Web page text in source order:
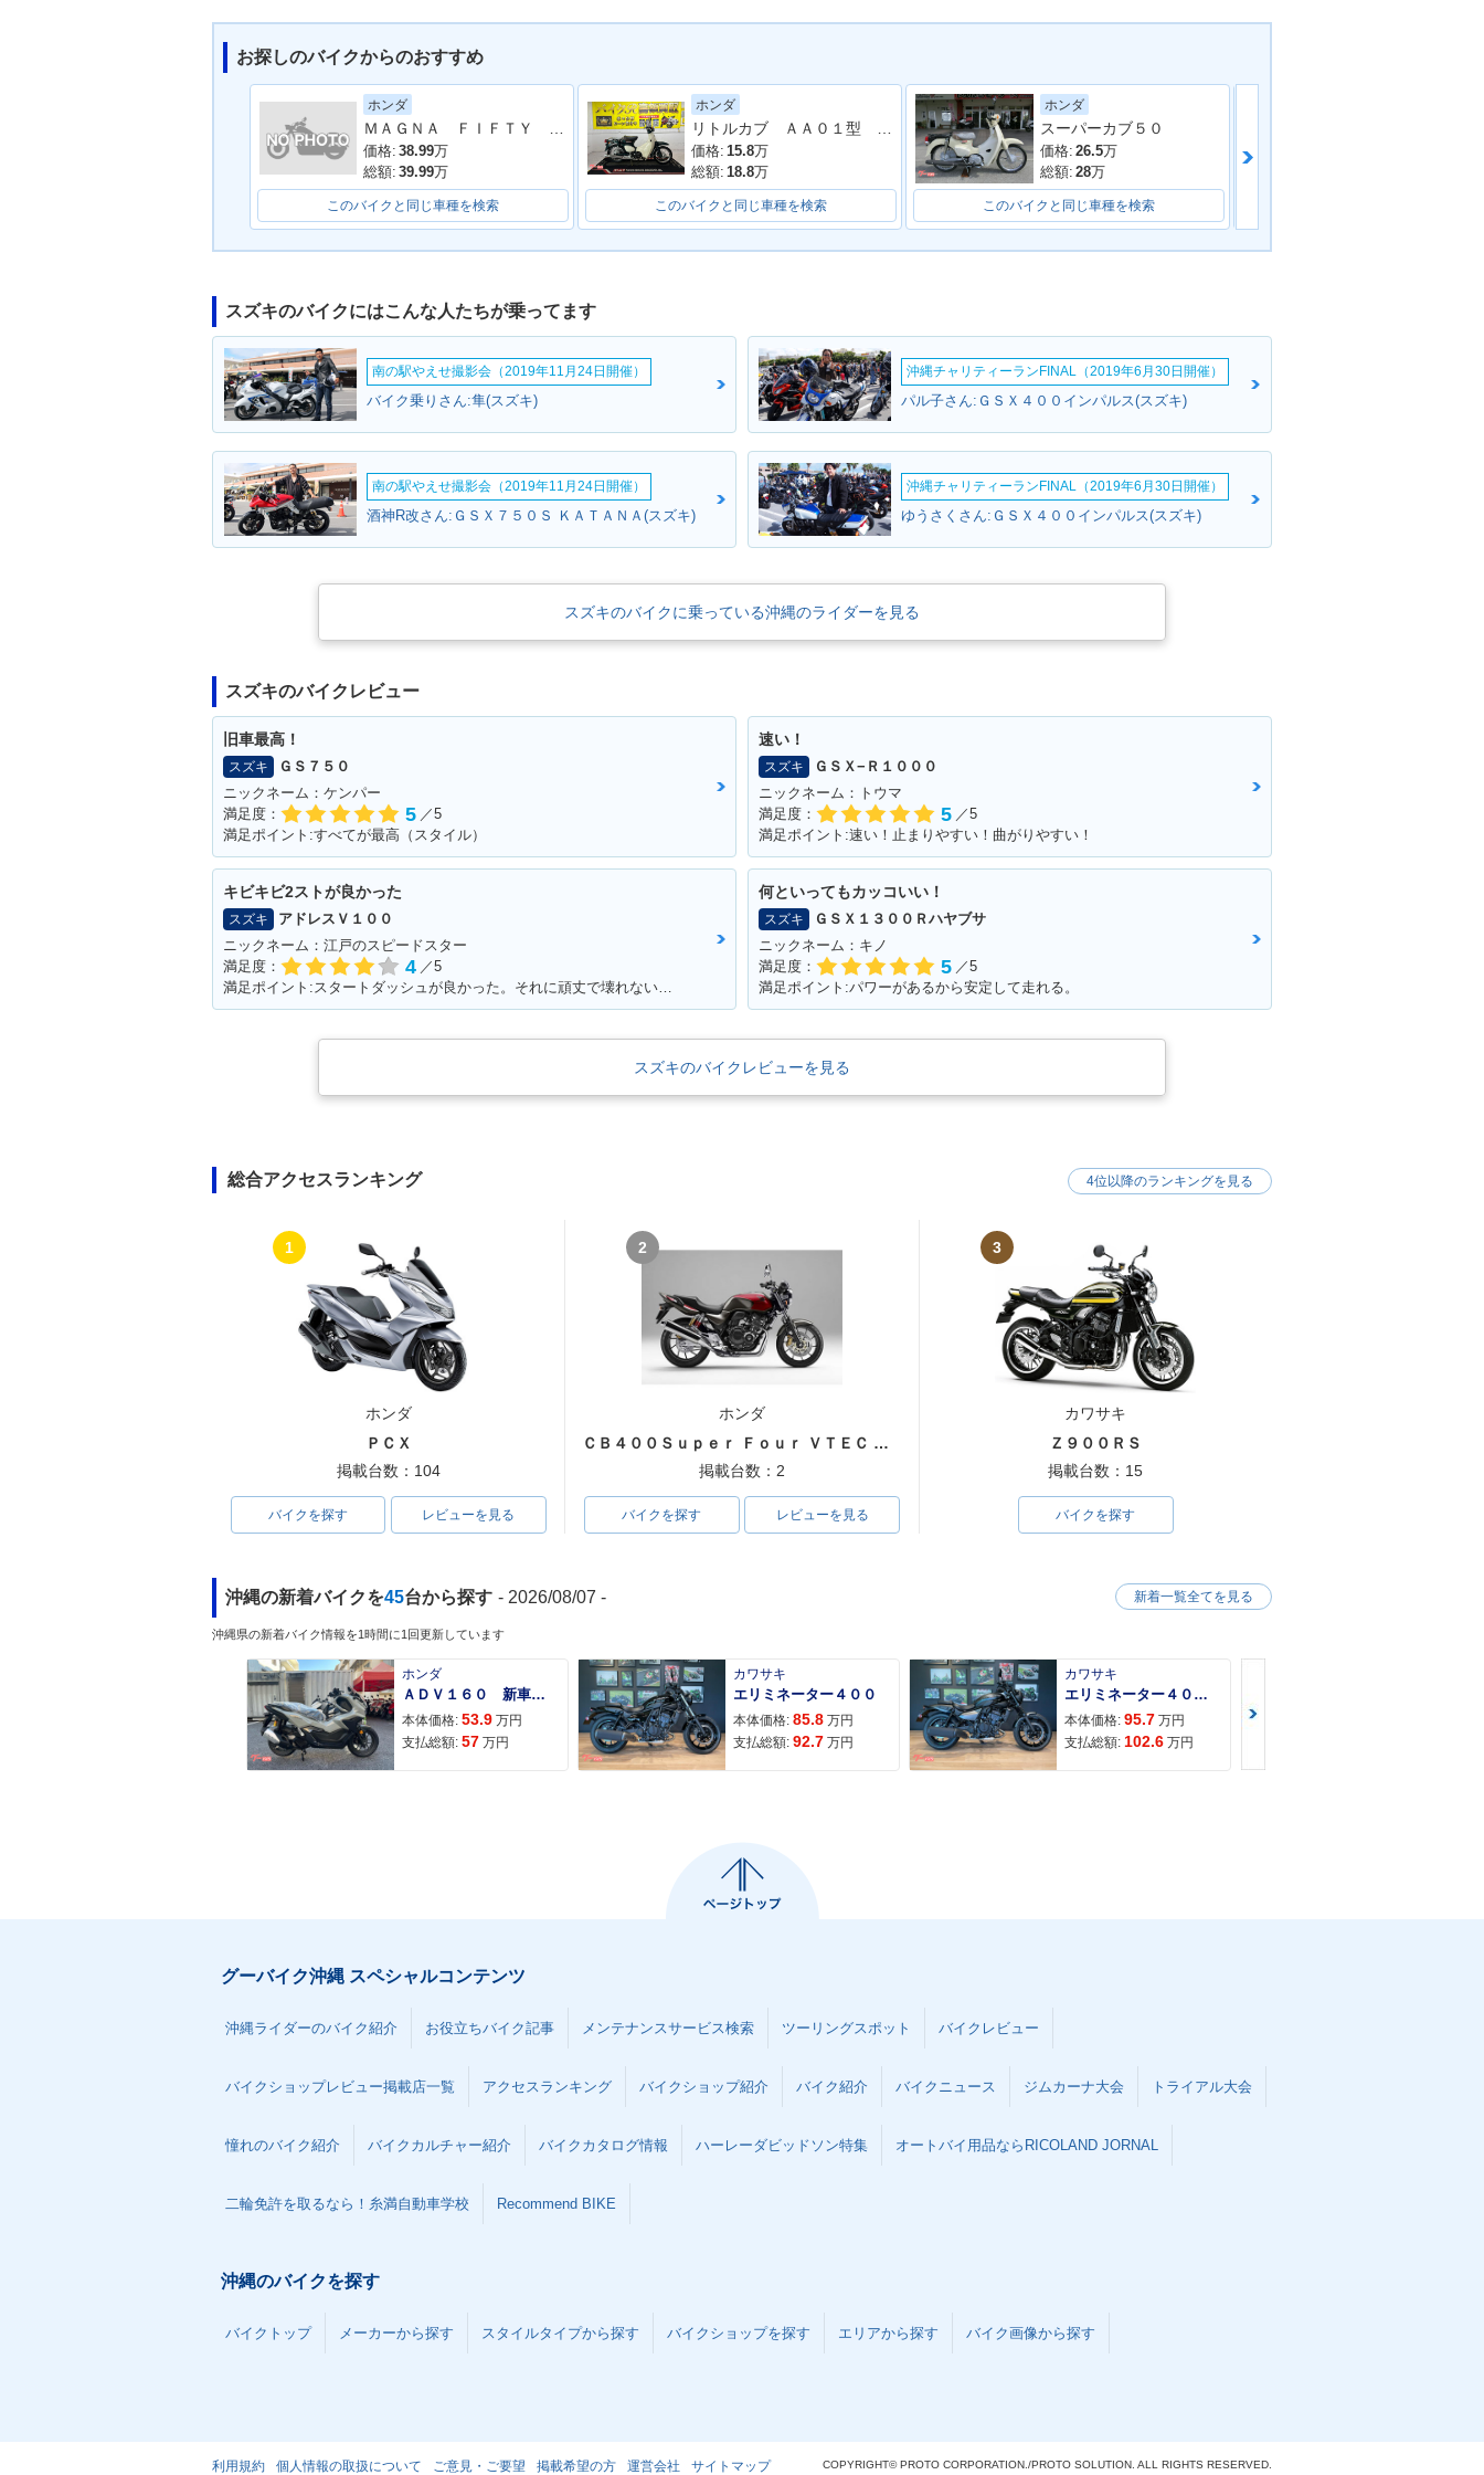
お探しのバイクからのおすすめ
ホンダ
価格: 38.99万
総額: 39.99万
このバイクと同じ車種を検索
ホンダ
価格: 15.8万
総額: 18.8万
このバイクと同じ車種を検索
ホンダ
スーパーカブ５０
価格: 26.5万
総額: 28万
このバイクと同じ車種を検索
スズキのバイクにはこんな人たちが乗ってます
南の駅やえせ撮影会（2019年11月24日開催）
バイク乗りさん:隼(スズキ)
沖縄チャリティーランFINAL（2019年6月30日開催）
パル子さん:ＧＳＸ４００インパルス(スズキ)
南の駅やえせ撮影会（2019年11月24日開催）
酒神R改さん:ＧＳＸ７５０Ｓ ＫＡＴＡＮＡ(スズキ)
沖縄チャリティーランFINAL（2019年6月30日開催）
ゆうさくさん:ＧＳＸ４００インパルス(スズキ)
スズキのバイクに乗っている沖縄のライダーを見る
スズキのバイクレビュー
旧車最高！
スズキ
ＧＳ７５０
ニックネーム：ケンパー
満足度：
5 ／5
満足ポイント:すべてが最高（スタイル）
速い！
スズキ
ＧＳＸ−Ｒ１０００
ニックネーム：トウマ
満足度：
5 ／5
満足ポイント:速い！止まりやすい！曲がりやすい！
キビキビ2ストが良かった
スズキ
アドレスＶ１００
ニックネーム：江戸のスピードスター
満足度：
4 ／5
満足ポイント:スタートダッシュが良かった。それに頑丈で壊れない。燃費はそこそこ。あと、足元もフラットで、リアにはボックスを付ければ、相当量を運べます。シート下は、フルフェイスがしっかりと格納できました。あとはフロントの内側収納もたっぷりサイズで、500のペットボトルも入ります。企画でやった、V100 ツーリングは今でも思い出になってます。そんな便利な一台です。
何といってもカッコいい！
スズキ
ＧＳＸ１３００Ｒハヤブサ
ニックネーム：キノ
満足度：
5 ／5
満足ポイント:パワーがあるから安定して走れる。
スズキのバイクレビューを見る
総合アクセスランキング
1
ホンダ
ＰＣＸ
掲載台数：104
バイクを探す レビューを見る
2
ホンダ
ＣＢ４００Ｓｕｐｅｒ Ｆｏｕｒ ＶＴＥＣ ＳＰＥＣ３
掲載台数：2
バイクを探す レビューを見る
3
カワサキ
Ｚ９００ＲＳ
掲載台数：15
バイクを探す
4位以降のランキングを見る
沖縄の新着バイクを45台から探す - 2026/08/07 -
沖縄県の新着バイク情報を1時間に1回更新しています
ホンダ
ＡＤＶ１６０ 新車 ２０２６年最新モデル パールスモーキーグレー スマートキー ２９Ｌメットイン ＵＳＢ Ｔｙｐｅ−Ｃ装備
本体価格: 53.9 万円
支払総額: 57 万円
カワサキ
エリミネーター４００
本体価格: 85.8 万円
支払総額: 92.7 万円
カワサキ
エリミネーター４００ＳＥ
本体価格: 95.7 万円
支払総額: 102.6 万円
新着一覧全てを見る
グーバイク沖縄 スペシャルコンテンツ
沖縄ライダーのバイク紹介 お役立ちバイク記事 メンテナンスサービス検索 ツーリングスポット バイクレビュー
バイクショップレビュー掲載店一覧 アクセスランキング バイクショップ紹介 バイク紹介 バイクニュース ジムカーナ大会 トライアル大会
憧れのバイク紹介 バイクカルチャー紹介 バイクカタログ情報 ハーレーダビッドソン特集 オートバイ用品ならRICOLAND JORNAL
二輪免許を取るなら！糸満自動車学校 Recommend BIKE
沖縄のバイクを探す
バイクトップ メーカーから探す スタイルタイプから探す バイクショップを探す エリアから探す バイク画像から探す
利用規約 個人情報の取扱について ご意見・ご要望 掲載希望の方 運営会社 サイトマップ COPYRIGHT© PROTO CORPORATION./PROTO SOLUTION. ALL RIGHTS RESERVED.